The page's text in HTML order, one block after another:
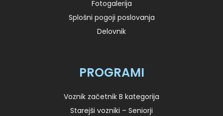
Fotogalerija
Splošni pogoji poslovanja
Delovnik
PROGRAMI
Voznik začetnik B kategorija
Starejši vozniki – Seniorji